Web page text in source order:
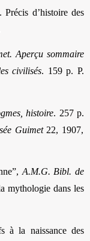
Précis d’histoire des
Aperçu sommaire
civilisés. 159 p. P.
histoire. 257 p.
Guimet22, 1907,
A.M.G. Bibl. de
mythologie dans les
à la naissance des